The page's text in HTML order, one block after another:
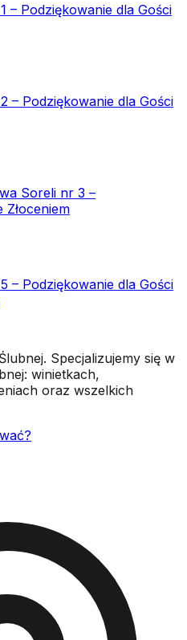
– Podziękowanie dla Gości
– Podziękowanie dla Gości
Soreli nr 3 –
Złoceniem
– Podziękowanie dla Gości
Specjalizujemy się w
winietkach,
oraz wszelkich